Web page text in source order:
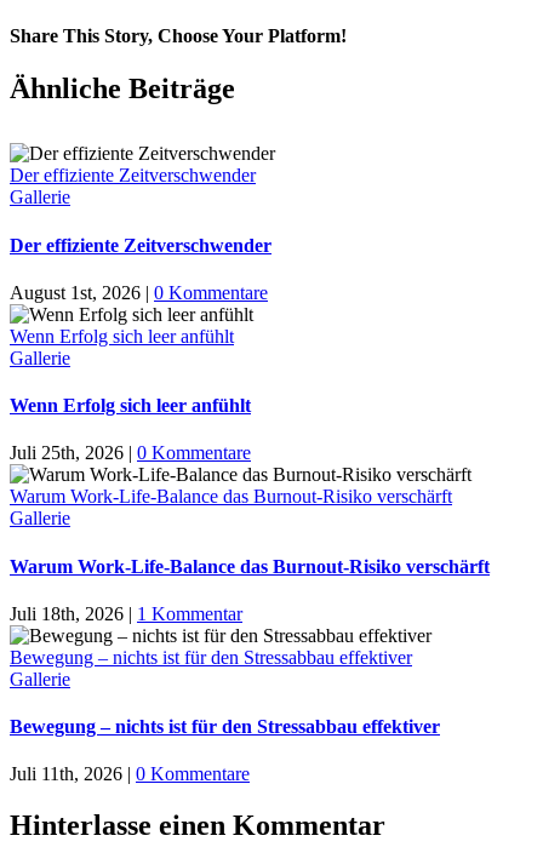
Share This Story, Choose Your Platform!
Ähnliche Beiträge
Der effiziente Zeitverschwender
Gallerie
Der effiziente Zeitverschwender
August 1st, 2026 | 0 Kommentare
Wenn Erfolg sich leer anfühlt
Gallerie
Wenn Erfolg sich leer anfühlt
Juli 25th, 2026 | 0 Kommentare
Warum Work-Life-Balance das Burnout-Risiko verschärft
Gallerie
Warum Work-Life-Balance das Burnout-Risiko verschärft
Juli 18th, 2026 | 1 Kommentar
Bewegung – nichts ist für den Stressabbau effektiver
Gallerie
Bewegung – nichts ist für den Stressabbau effektiver
Juli 11th, 2026 | 0 Kommentare
Hinterlasse einen Kommentar